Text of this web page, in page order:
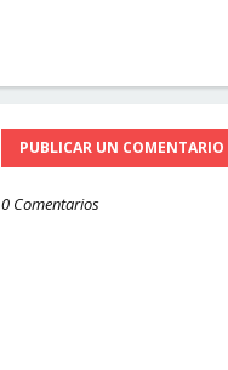
PUBLICAR UN COMENTARIO
0 Comentarios